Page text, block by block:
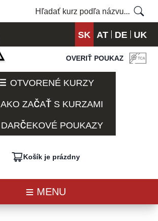
SK AT DE UK
OVERIŤ POUKAZ
OTVORENÉ KURZY
AKO ZAČAŤ S KURZAMI
DARČEKOVÉ POUKAZY
Košík je prázdny
MENU